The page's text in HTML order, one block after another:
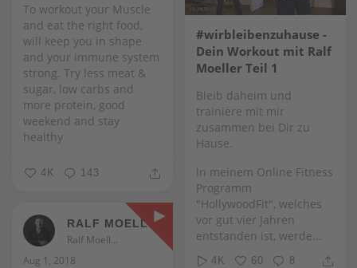
#wirbleibenzuhause -
Dein Workout mit Ralf
Moeller Teil 1
Bleib daheim und
trainiere mit mir
zusammen bei Dir zu
Hause.
In meinem Online Fitness
Programm
"HollywoodFit", welches
vor gut vier Jahren
entstanden ist, werde...
4K 60 8
To workout your Muscle
and eat the right food,
will keep you in shape
and your immune system
strong. Try less meat &
sugar, low carbs and
more protein, good
weekend and stay
healthy
4K 143
RALF MOELLER
Ralf Moeller
Aug 1, 2018